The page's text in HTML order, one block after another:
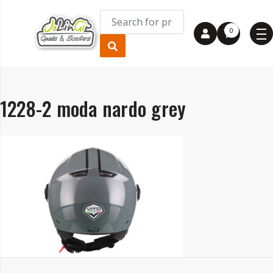
0
1228-2 moda nardo grey